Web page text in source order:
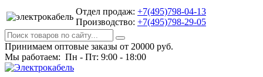
Отдел продаж: +7(495)798-04-13
Производство: +7(495)798-29-05
Принимаем оптовые заказы от 20000 руб.
Мы работаем: Пн - Пт: 9:00 - 18:00